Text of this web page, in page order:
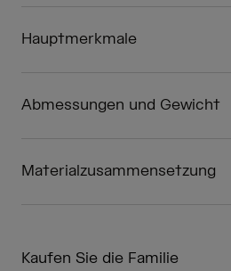
Hauptmerkmale
Abmessungen und Gewicht
Materialzusammensetzung
Kaufen Sie die Familie